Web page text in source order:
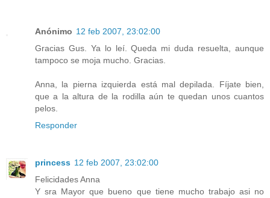
Anónimo 12 feb 2007, 23:02:00
Gracias Gus. Ya lo leí. Queda mi duda resuelta, aunque
tampoco se moja mucho. Gracias.
Anna, la pierna izquierda está mal depilada. Fíjate bien,
que a la altura de la rodilla aún te quedan unos cuantos
pelos.
Responder
princess 12 feb 2007, 23:02:00
Felicidades Anna
Y sra Mayor que bueno que tiene mucho trabajo asi no